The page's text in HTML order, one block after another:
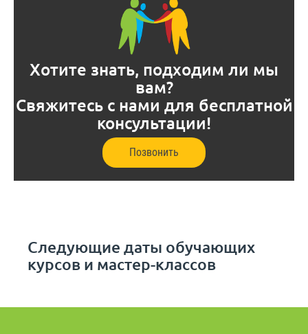
Хотите знать, подходим ли мы
вам?
Свяжитесь с нами для бесплатной
консультации!
Позвонить
Следующие даты обучающих
курсов и мастер-классов